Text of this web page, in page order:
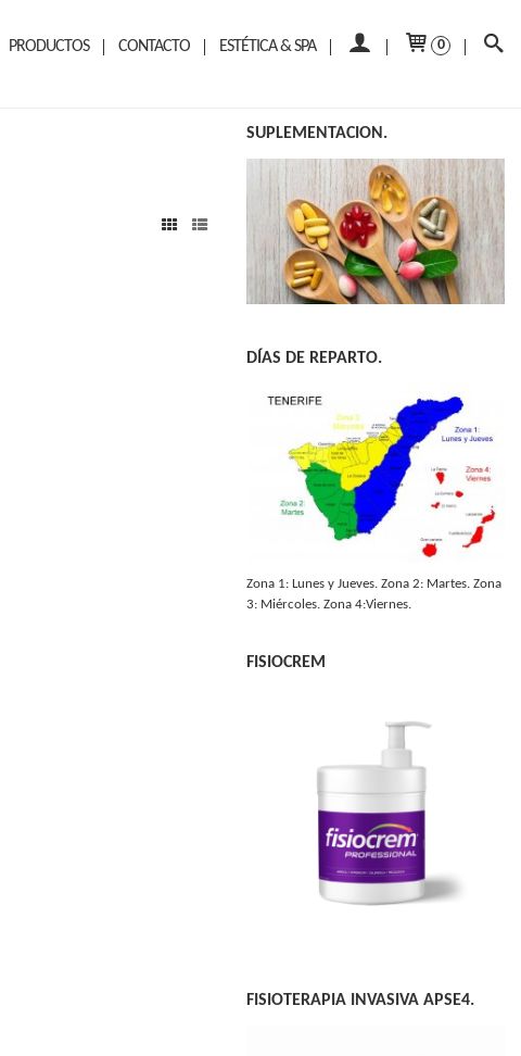
PRODUCTOS CONTACTO ESTÉTICA & SPA 0
SUPLEMENTACION.
DÍAS DE REPARTO.
Zona 1: Lunes y Jueves. Zona 2: Martes. Zona
3: Miércoles. Zona 4:Viernes.
FISIOCREM
FISIOTERAPIA INVASIVA APSE4.